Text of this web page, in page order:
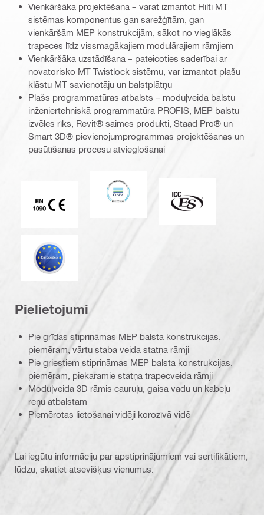
Vienkāršāka projektēšana – varat izmantot Hilti MT
sistēmas komponentus gan sarežģītām, gan
vienkāršām MEP konstrukcijām, sākot no vieglākās
trapeces līdz vissmagākajiem modulārajiem rāmjiem
Vienkāršāka uzstādīšana – pateicoties saderībai ar
novatorisko MT Twistlock sistēmu, var izmantot plašu
klāstu MT savienotāju un balstplātņu
Plašs programmatūras atbalsts – moduļveida balstu
inženiertehniskā programmatūra PROFIS, MEP balstu
izvēles rīks, Revit® saimes produkti, Staad Pro® un
Smart 3D® pievienojumprogrammas projektēšanas un
pasūtīšanas procesu atvieglošanai
CE EN 1090 marķējums
DNV
Eurocode
Pielietojumi
Pie grīdas stiprināmas MEP balsta konstrukcijas,
piemēram, vārtu staba veida statņa rāmji
Pie griestiem stiprināmas MEP balsta konstrukcijas,
piemēram, piekaramie statņa trapecveida rāmji
Moduļveida 3D rāmis cauruļu, gaisa vadu un kabeļu
reņu atbalstam
Piemērotas lietošanai vidēji korozīvā vidē
Lai iegūtu informāciju par apstiprinājumiem vai sertifikātiem,
lūdzu, skatiet atsevišķus vienumus.